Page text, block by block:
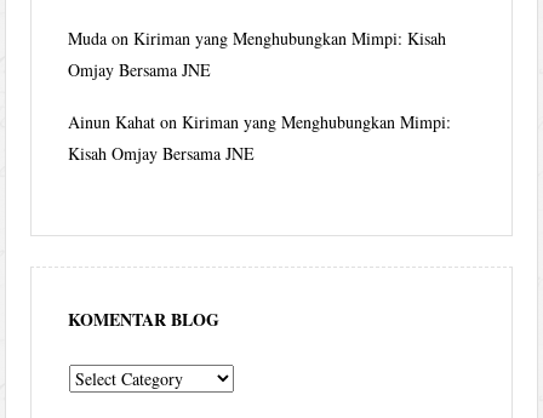
Muda onKiriman yang Menghubungkan Mimpi: Kisah
Omjay Bersama JNE
Ainun Kahat onKiriman yang Menghubungkan Mimpi:
Kisah Omjay Bersama JNE
KOMENTAR BLOG
komentar